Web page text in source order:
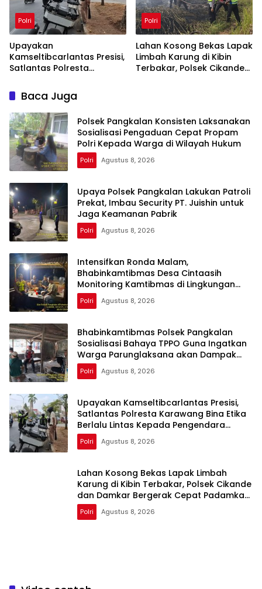
Polri
Upayakan
Kamseltibcarlantas Presisi,
Satlantas Polresta
Berlalu Lintas Kepada
Pengendara Motor
Polri
Lahan Kosong Bekas Lapak
Limbah Karung di Kibin
Terbakar, Polsek Cikande
Baca Juga
Polsek Pangkalan Konsisten Laksanakan
Sosialisasi Pengaduan Cepat Propam
Polri Kepada Warga di Wilayah Hukum
Polri Agustus 8, 2026
Upaya Polsek Pangkalan Lakukan Patroli
Prekat, Imbau Security PT. Juishin untuk
Jaga Keamanan Pabrik
Polri Agustus 8, 2026
Intensifkan Ronda Malam,
Bhabinkamtibmas Desa Cintaasih
Monitoring Kamtibmas di Lingkungan
Masyarakat
Polri Agustus 8, 2026
Bhabinkamtibmas Polsek Pangkalan
Sosialisasi Bahaya TPPO Guna Ingatkan
Warga Parunglaksana akan Dampak
Buruknya
Polri Agustus 8, 2026
Upayakan Kamseltibcarlantas Presisi,
Satlantas Polresta Karawang Bina Etika
Berlalu Lintas Kepada Pengendara
Motor
Polri Agustus 8, 2026
Lahan Kosong Bekas Lapak Limbah
Karung di Kibin Terbakar, Polsek Cikande
dan Damkar Bergerak Cepat Padamkan
Api
Polri Agustus 8, 2026